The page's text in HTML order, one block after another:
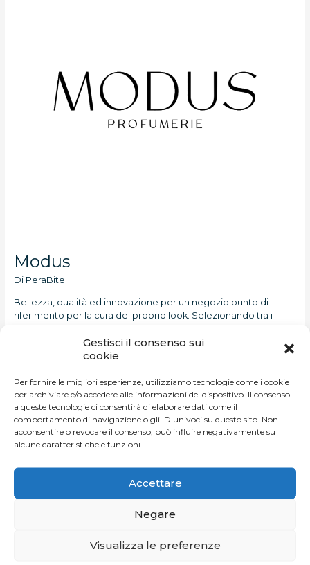
Gestisci il consenso sui
cookie
Per fornire le migliori esperienze, utilizziamo tecnologie come i cookie
per archiviare e/o accedere alle informazioni del dispositivo. Il consenso
a queste tecnologie ci consentirà di elaborare dati come il
comportamento di navigazione o gli ID univoci su questo sito. Non
acconsentire o revocare il consenso, può influire negativamente su
alcune caratteristiche e funzioni.
Accettare
Negare
Visualizza le preferenze
Modus
Di PeraBite
Bellezza, qualità ed innovazione per un negozio punto di
riferimento per la cura del proprio look. Selezionando tra i
migliori marchi e le ultime novità dei prodotti beauty, Modus
offre make up personalizzati, general tester per libero servizio,
dimostrazioni ed eventi con esperti di immagine delle
un’ampia gamma
Leggi tutto »